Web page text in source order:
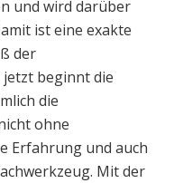
und wird darüber
ist eine exakte
der
beginnt die
die
ohne
Erfahrung und auch
Mit der